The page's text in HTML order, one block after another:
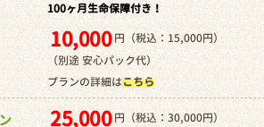
100ヶ月生命保障付き！
10,000 円（税込：15,000円）
（別途 安心パック代）
プランの詳細はこちら
25,000 円（税込：30,000円）